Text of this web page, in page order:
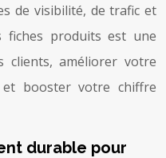
de visibilité, de trafic et
fiches produits est une
améliorer votre
booster votre chiffre
durable pour